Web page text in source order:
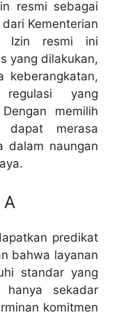
resmi sebagai
Kementerian
Izin resmi ini
yang dilakukan,
keberangkatan,
yang
memilih
dapat merasa
dalam naungan
predikat
bahwa layanan
standar yang
sekadar
komitmen